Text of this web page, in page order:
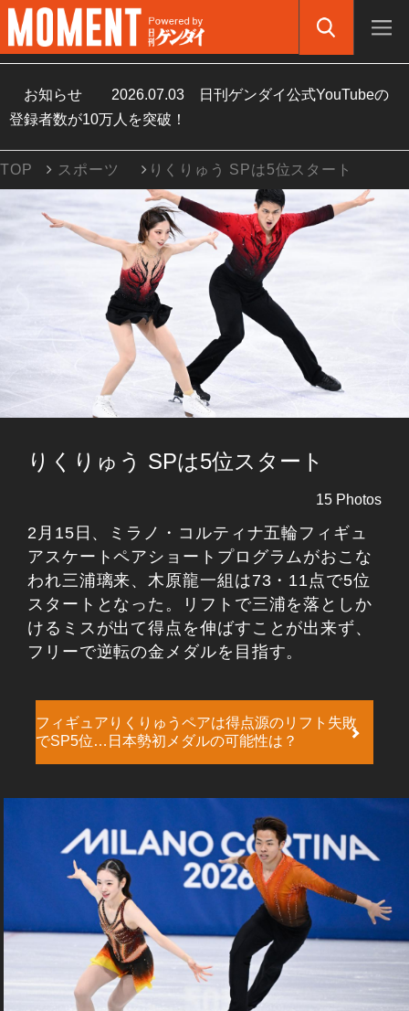
お知らせ 2026.07.03
日刊ゲンダイ公式YouTubeの
登録者数が10万人を突破！
TOP スポーツ りくりゅう SPは5位スタート
りくりゅう SPは5位スタート
15 Photos
2月15日、ミラノ・コルティナ五輪フィギュ
アスケートペアショートプログラムがおこな
われ三浦璃来、木原龍一組は73・11点で5位
スタートとなった。リフトで三浦を落としか
けるミスが出て得点を伸ばすことが出来ず、
フリーで逆転の金メダルを目指す。
フィギュアりくりゅうペアは得点源のリフト失敗
でSP5位…日本勢初メダルの可能性は？